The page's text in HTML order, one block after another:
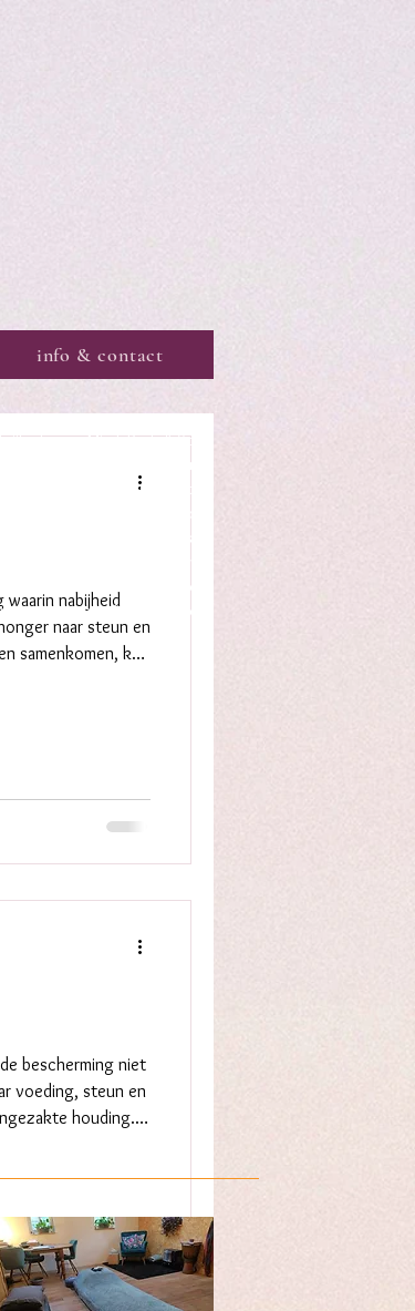
info & contact
nabijheid
naar steun en
samenkomen, kan
bescherming niet
voeding, steun en
houding.
voor Mind, Body & Soul
Lichaam, zenuwstelsel & rust
Mind Body Soul integratie
Proces & innerlijke groei
leiderschap
voor het dagelijks leven
seizoenen & overgangen